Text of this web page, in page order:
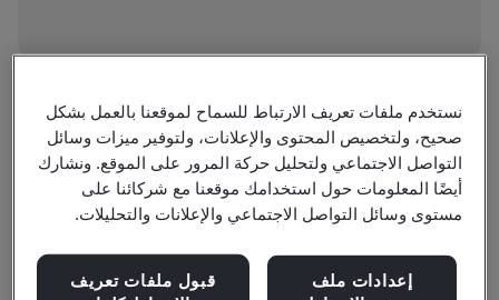
هل أنت على اطلاع على المعيار BS OHSAS 18001 وبحاجة لتعرف
على المعيار الجديد لإدارة الصحة والسلامة المهنية ISO
45001.
45001. وستتعرف على الاختلافات مع المعيار القديم. كما ستتمكن
من تحديد الفجوات في نظام إدارة الصحة والسلامة المهنية الخاص
نستخدم ملفات تعريف الارتباط للسماح لموقعنا بالعمل بشكل
صحيح، ولتخصيص المحتوى والإعلانات، ولتوفير ميزات وسائل
التواصل الاجتماعي ولتحليل حركة المرور على الموقع. ونشارك
أيضًا المعلومات حول استخدامك موقعنا مع شركائنا على
مستوى وسائل التواصل الاجتماعي والإعلانات والتحليلات.
إعدادات ملف
قبول ملفات تعريف